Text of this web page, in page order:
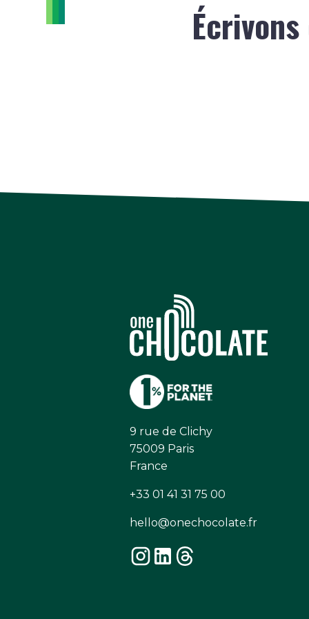
9 rue de Clichy
75009 Paris
France
+33 01 41 31 75 00
hello@onechocolate.fr